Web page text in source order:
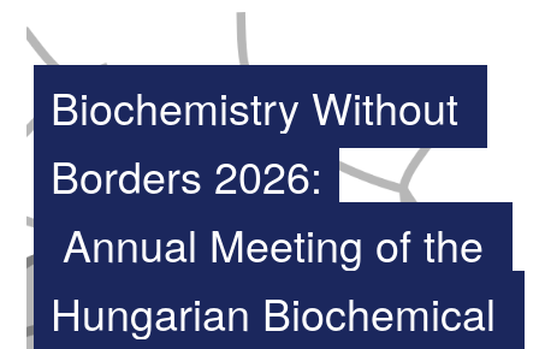
Biochemistry Without
Borders 2026:
Hungarian Biochemical